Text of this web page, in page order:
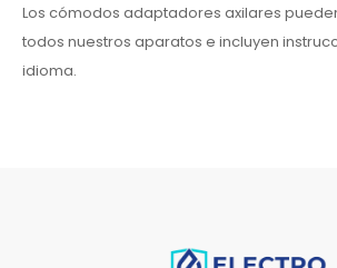
Los cómodos adaptadores axilares
todos nuestros aparatos e incluyen
idioma.